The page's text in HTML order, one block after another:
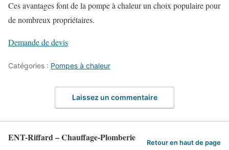
Ces avantages font de la pompe à chaleur un choix populaire pour
de nombreux propriétaires.
Demande de devis
Catégories : Pompes à chaleur
Laissez un commentaire
ENT-Riffard – Chauffage-Plomberie Retour en haut de page